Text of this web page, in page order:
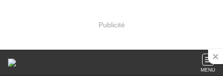
Publicité
MENU